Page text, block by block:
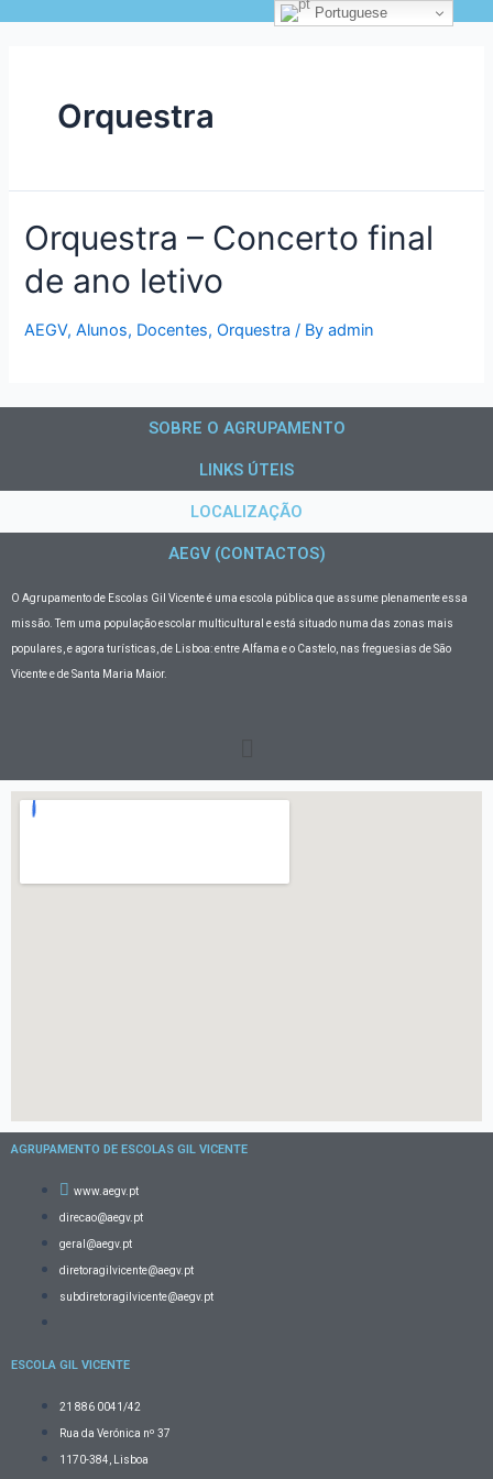
Orquestra
Orquestra – Concerto final
de ano letivo
AEGV,Alunos, Docentes,Orquestra / Byadmin
SOBRE O AGRUPAMENTO
LINKS ÚTEIS
LOCALIZAÇÃO
AEGV (CONTACTOS)
O Agrupamento de Escolas Gil Vicenteé uma escola pública que assume plenamente essa
missão. Tem uma população escolar multicultural e está situado numa das zonas mais
populares, e agora turísticas, de Lisboa: entre Alfama e o Castelo, nas freguesias de São
Vicente e de Santa Maria Maior.
AGRUPAMENTO DE ESCOLAS GIL VICENTE
www.aegv.pt
direcao@aegv.pt
geral@aegv.pt
diretoragilvicente@aegv.pt
subdiretoragilvicente@aegv.pt
ESCOLA GIL VICENTE
21 886 0041/42
Rua da Verónica nº 37
1170-384, Lisboa
Portuguese